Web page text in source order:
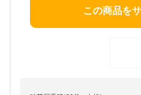
この商品を